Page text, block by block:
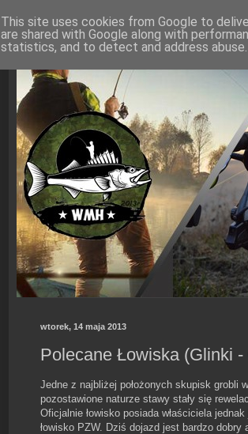
wtorek, 14 maja 2013
Polecane Łowiska (Glinki -
Jedne z najbliżej położonych skupisk grobli
pozostawione naturze stawy stały się
Oficjalnie łowisko posiada właściciela
łowisko PZW. Dziś dojazd jest bardzo
This site uses cookies from Google to
are shared with Google along with
statistics, and to detect and address abuse.